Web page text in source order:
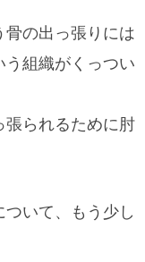
骨の出っ張りには
う組織がくっつい
張られるために肘
いて、もう少し